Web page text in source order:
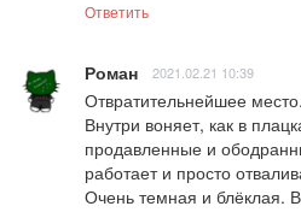
Ответить
Роман 2021.02.21 10:39
Отвратительнейшее
Внутри воняет, как в
продавленные и
работает и просто
Очень темная и блёклая.